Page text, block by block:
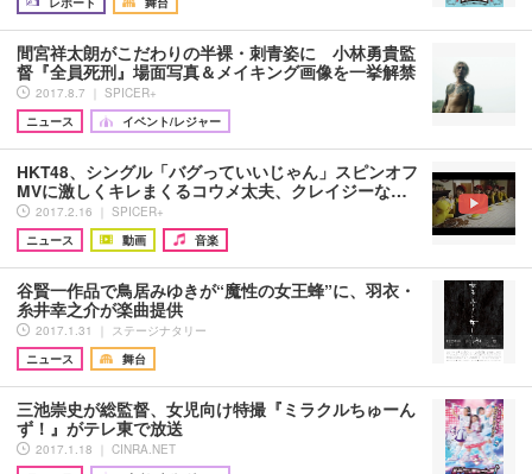
間宮祥太朗がこだわりの半裸・刺青姿に 小林勇貴監
督『全員死刑』場面写真＆メイキング画像を一挙解禁
2017.8.7 ｜ SPICER+
ニュース
イベント/レジャー
HKT48、シングル「バグっていいじゃん」スピンオフ
MVに激しくキレまくるコウメ太夫、クレイジーな…
2017.2.16 ｜ SPICER+
ニュース
動画 音楽
谷賢一作品で鳥居みゆきが“魔性の女王蜂”に、羽衣・
糸井幸之介が楽曲提供
2017.1.31 ｜ ステージナタリー
ニュース
舞台
三池崇史が総監督、女児向け特撮『ミラクルちゅーん
ず！』がテレ東で放送
2017.1.18 ｜ CINRA.NET